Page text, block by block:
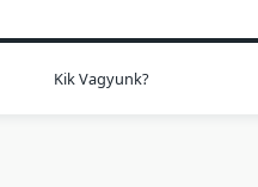
Kik Vagyunk?